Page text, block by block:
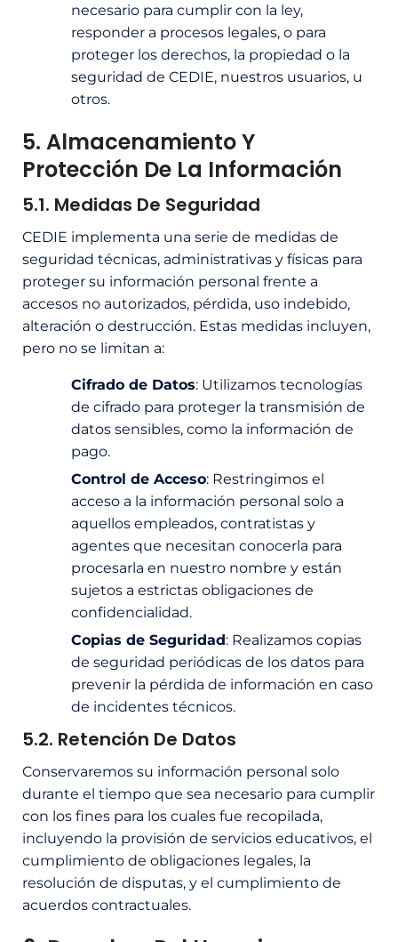
necesario para cumplir con la ley,
responder a procesos legales, o para
proteger los derechos, la propiedad o la
seguridad de CEDIE, nuestros usuarios, u
otros.
5. Almacenamiento Y
Protección De La Información
5.1. Medidas De Seguridad
CEDIE implementa una serie de medidas de
seguridad técnicas, administrativas y físicas para
proteger su información personal frente a
accesos no autorizados, pérdida, uso indebido,
alteración o destrucción. Estas medidas incluyen,
pero no se limitan a:
Cifrado de Datos: Utilizamos tecnologías
de cifrado para proteger la transmisión de
datos sensibles, como la información de
pago.
Control de Acceso: Restringimos el
acceso a la información personal solo a
aquellos empleados, contratistas y
agentes que necesitan conocerla para
procesarla en nuestro nombre y están
sujetos a estrictas obligaciones de
confidencialidad.
Copias de Seguridad: Realizamos copias
de seguridad periódicas de los datos para
prevenir la pérdida de información en caso
de incidentes técnicos.
5.2. Retención De Datos
Conservaremos su información personal solo
durante el tiempo que sea necesario para cumplir
con los fines para los cuales fue recopilada,
incluyendo la provisión de servicios educativos, el
cumplimiento de obligaciones legales, la
resolución de disputas, y el cumplimiento de
acuerdos contractuales.